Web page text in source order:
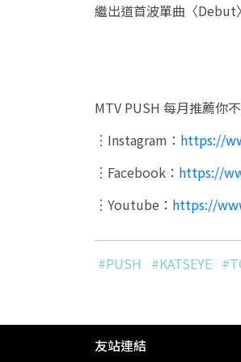
繼出道首波單曲〈Debut
MTV PUSH 每月推薦你
︙Instagram： https://
︙Facebook： https://
︙Youtube： https://
#PUSH #KATSEYE
友站連結